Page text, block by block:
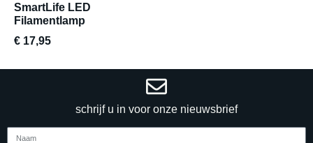
SmartLife LED
Filamentlamp
€ 17,95
schrijf u in voor onze nieuwsbrief